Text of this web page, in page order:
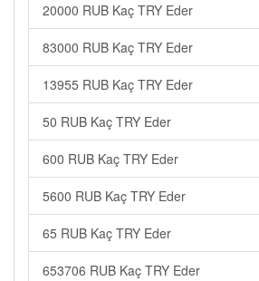
20000 RUB Kaç TRY Eder
83000 RUB Kaç TRY Eder
13955 RUB Kaç TRY Eder
50 RUB Kaç TRY Eder
600 RUB Kaç TRY Eder
5600 RUB Kaç TRY Eder
65 RUB Kaç TRY Eder
653706 RUB Kaç TRY Eder